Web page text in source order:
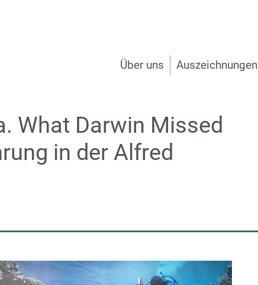
Über uns Auszeichnungen
What Darwin Missed
in der Alfred